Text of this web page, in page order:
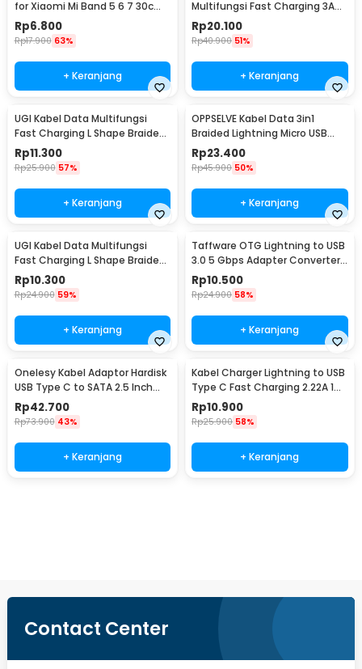
for Xiaomi Mi Band 5 6 7 30cm
- EDCS300
Rp6.800
Rp17.900 63%
+ Keranjang
Multifungsi Fast Charging 3A
60W 1.2M - ILC3
Rp20.100
Rp40.900 51%
+ Keranjang
UGI Kabel Data Multifungsi
Fast Charging L Shape Braided
2A 2M USB Type C - W-009
Rp11.300
Rp25.900 57%
+ Keranjang
OPPSELVE Kabel Data 3in1
Braided Lightning Micro USB
Type C 5V 6A 1.2M - OP142
Rp23.400
Rp45.900 50%
+ Keranjang
UGI Kabel Data Multifungsi
Fast Charging L Shape Braided
5V 2A 1M USB Type C - UGI02
Rp10.300
Rp24.900 59%
+ Keranjang
Taffware OTG Lightning to USB
3.0 5 Gbps Adapter Converter
- NO14
Rp10.500
Rp24.900 58%
+ Keranjang
Onelesy Kabel Adaptor Hardisk
USB Type C to SATA 2.5 Inch
Support 5G - ONUSBC
Rp42.700
Rp73.900 43%
+ Keranjang
Kabel Charger Lightning to USB
Type C Fast Charging 2.22A 1M
- V12
Rp10.900
Rp25.900 58%
+ Keranjang
Contact Center